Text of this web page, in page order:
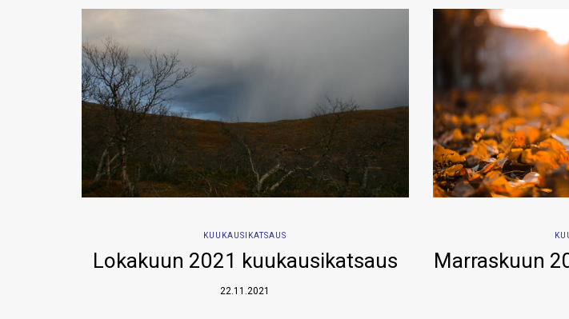
KUUKAUSIKATSAUS
Lokakuun 2021 kuukausikatsaus
22.11.2021
Marraskuun